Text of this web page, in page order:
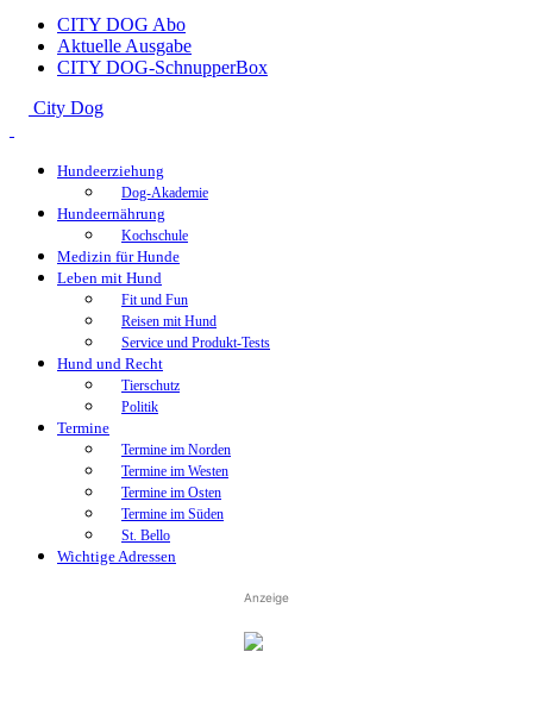
CITY DOG Abo
Aktuelle Ausgabe
CITY DOG-SchnupperBox
City Dog
Hundeerziehung
Dog-Akademie
Hundeernährung
Kochschule
Medizin für Hunde
Leben mit Hund
Fit und Fun
Reisen mit Hund
Service und Produkt-Tests
Hund und Recht
Tierschutz
Politik
Termine
Termine im Norden
Termine im Westen
Termine im Osten
Termine im Süden
St. Bello
Wichtige Adressen
Anzeige